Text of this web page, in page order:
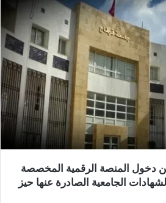
دخول المنصة الرقمية المخصصة
الجامعية الصادرة عنها حيز